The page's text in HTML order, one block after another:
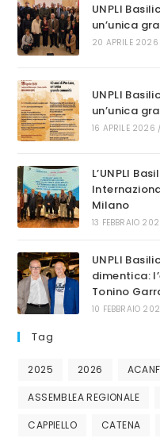
UNPLI
un’unica
20 APRILE 2026
UNPLI
un’unica
16 APRILE 2026 /
L’UNPLI
Milano
13 FEBBRAIO
UNPLI
dimentica:
Tonino
10 FEBBRAIO
Tag
2025 2026
ASSEMBLEA REGIONALE
CAPPIELLO CATENA